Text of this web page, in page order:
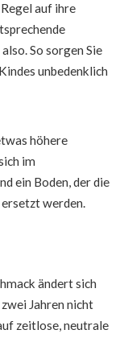
auf ihre
So sorgen Sie
unbedenklich
höhere
im
ein Boden, der die
werden.
ändert sich
Jahren nicht
zeitlose, neutrale